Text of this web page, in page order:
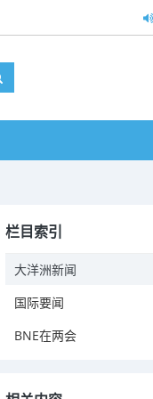
栏目索引
大洋洲新闻
国际要闻
BNE在两会